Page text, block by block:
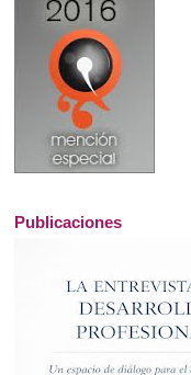
Publicaciones